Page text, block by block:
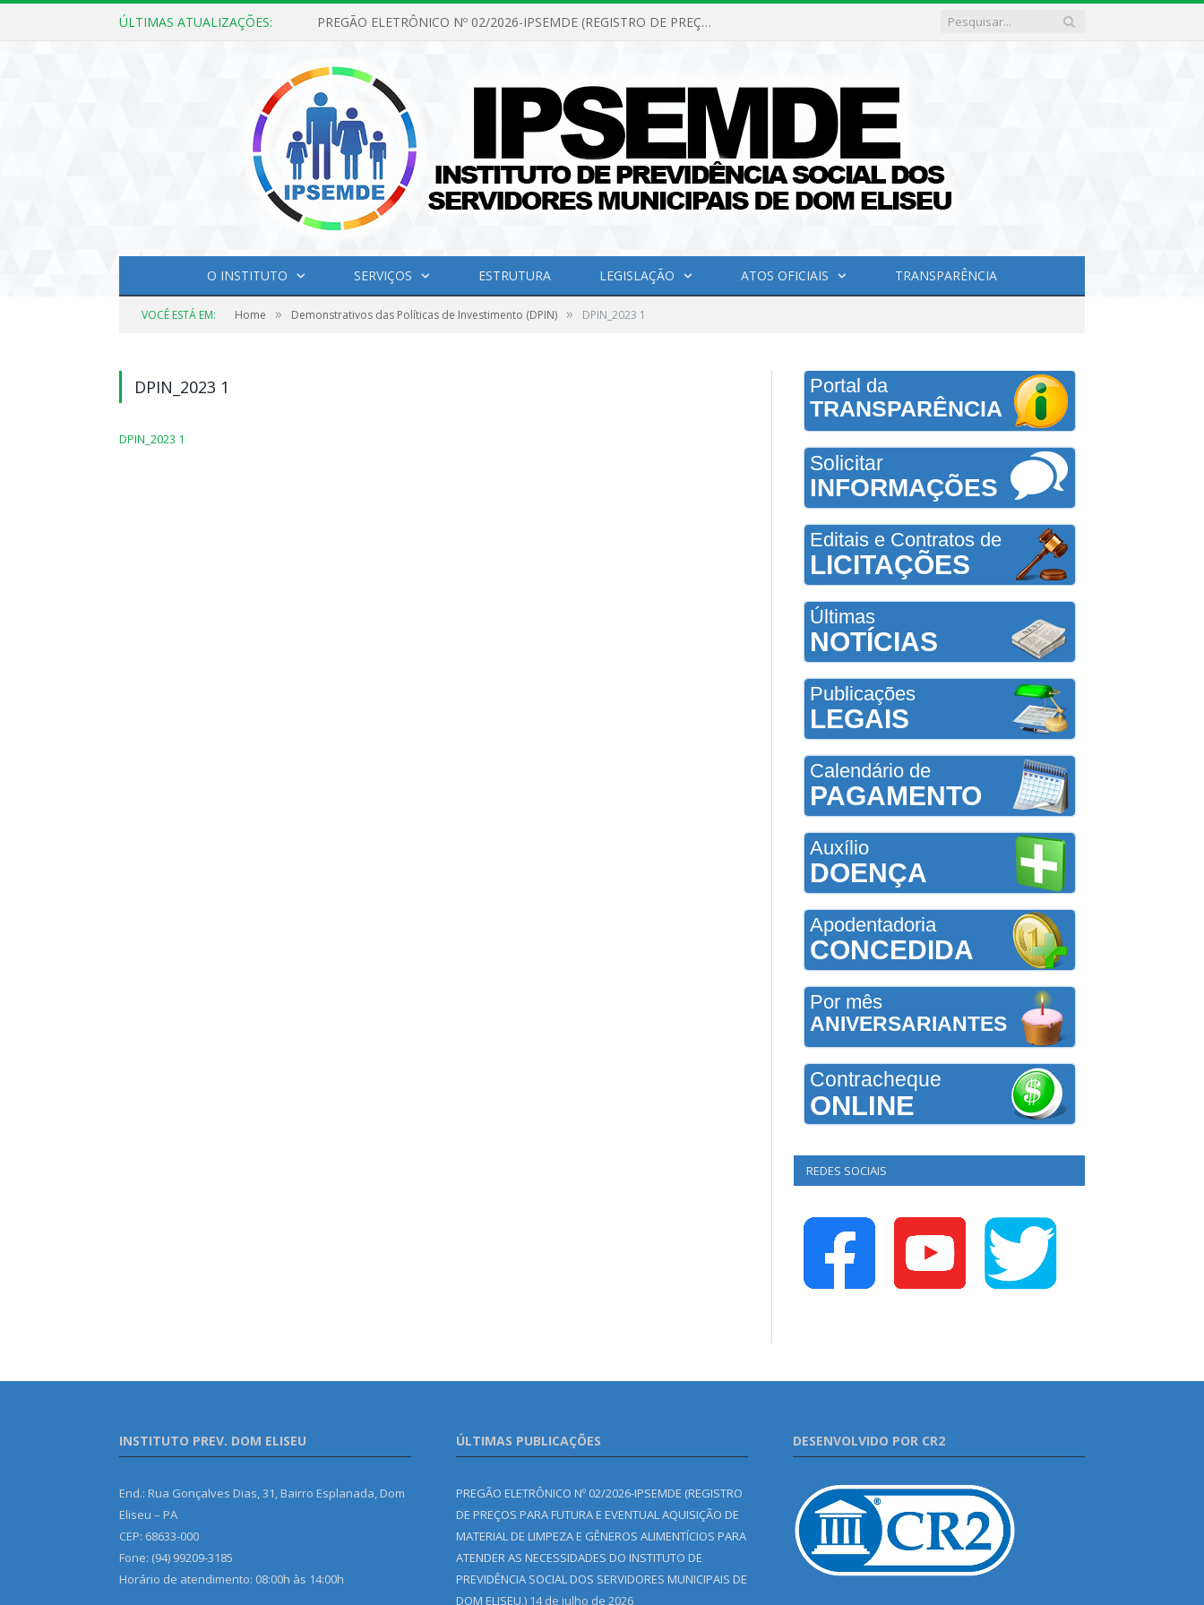
ÚLTIMAS ATUALIZAÇÕES: PREGÃO ELETRÔNICO Nº 02/2026-IPSEMDE (REGISTRO DE PREÇOS PARA FUTURA E EVENTUAL AQUISIÇÃO DE MATERIAL DE LIMPEZA E GÊNEROS ALIMENTÍCIOS PARA ATENDER AS NECESSIDADES DO INSTITUTO DE PREVIDÊNCIA SOCIAL DOS SERVIDORES MUNICIPAIS DE DOM ELISEU.)
O INSTITUTO SERVIÇOS ESTRUTURA LEGISLAÇÃO ATOS OFICIAIS TRANSPARÊNCIA
VOCÊ ESTÁ EM: Home » Demonstrativos das Políticas de Investimento (DPIN) » DPIN_2023 1
DPIN_2023 1
DPIN_2023 1
Portal da
TRANSPARÊNCIA
Solicitar
INFORMAÇÕES
Editais e Contratos de
LICITAÇÕES
Últimas
NOTÍCIAS
Publicações
LEGAIS
Calendário de
PAGAMENTO
Auxílio
DOENÇA
Apodentadoria
CONCEDIDA
Por mês
ANIVERSARIANTES
Contracheque
ONLINE
REDES SOCIAIS
INSTITUTO PREV. DOM ELISEU
End.: Rua Gonçalves Dias, 31, Bairro Esplanada, Dom
Eliseu – PA
CEP: 68633-000
Fone: (94) 99209-3185
Horário de atendimento: 08:00h às 14:00h
ÚLTIMAS PUBLICAÇÕES
PREGÃO ELETRÔNICO Nº 02/2026-IPSEMDE (REGISTRO
DE PREÇOS PARA FUTURA E EVENTUAL AQUISIÇÃO DE
MATERIAL DE LIMPEZA E GÊNEROS ALIMENTÍCIOS PARA
ATENDER AS NECESSIDADES DO INSTITUTO DE
PREVIDÊNCIA SOCIAL DOS SERVIDORES MUNICIPAIS DE
DOM ELISEU.) 14 de julho de 2026
DESENVOLVIDO POR CR2